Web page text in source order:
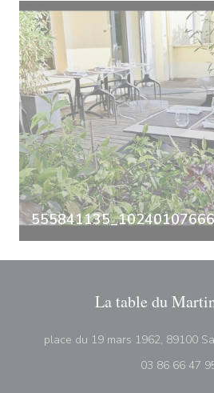
La table du
place du 19 mars 1962, 89100
03 86 66 47